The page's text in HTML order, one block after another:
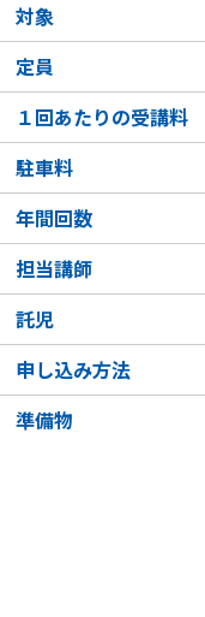
対象
定員
１回あたりの受講料
駐車料
年間回数
担当講師
託児
申し込み方法
準備物